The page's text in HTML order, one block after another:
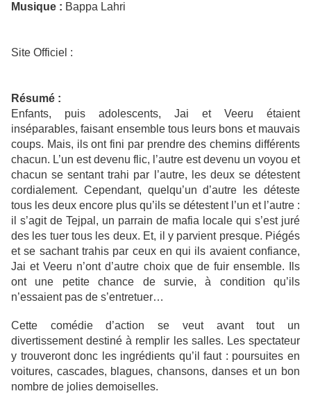
Musique : Bappa Lahri
Site Officiel :
Résumé :
Enfants, puis adolescents, Jai et Veeru étaient
inséparables, faisant ensemble tous leurs bons et mauvais
coups. Mais, ils ont fini par prendre des chemins différents
chacun. L’un est devenu flic, l’autre est devenu un voyou et
chacun se sentant trahi par l’autre, les deux se détestent
cordialement. Cependant, quelqu’un d’autre les déteste
tous les deux encore plus qu’ils se détestent l’un et l’autre :
il s’agit de Tejpal, un parrain de mafia locale qui s’est juré
des les tuer tous les deux. Et, il y parvient presque. Piégés
et se sachant trahis par ceux en qui ils avaient confiance,
Jai et Veeru n’ont d’autre choix que de fuir ensemble. Ils
ont une petite chance de survie, à condition qu’ils
n’essaient pas de s’entretuer…
Cette comédie d’action se veut avant tout un
divertissement destiné à remplir les salles. Les spectateur
y trouveront donc les ingrédients qu’il faut : poursuites en
voitures, cascades, blagues, chansons, danses et un bon
nombre de jolies demoiselles.